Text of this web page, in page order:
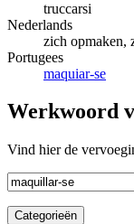
truccarsi
Nederlands
zich opmaken,
Portugees
maquiar-se
Werkwoord
Vind hier de
Categorieën